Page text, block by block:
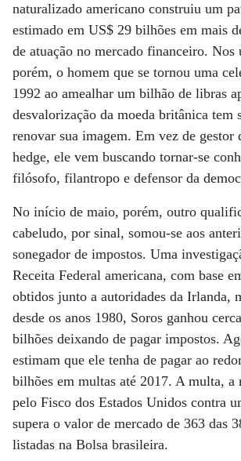
naturalizado americano construiu um
estimado em US$ 29 bilhões em mais
de atuação no mercado financeiro. Nos
porém, o homem que se tornou uma
1992 ao amealhar um bilhão de libras
desvalorização da moeda britânica tem
renovar sua imagem. Em vez de gestor
hedge, ele vem buscando tornar-se
filósofo, filantropo e defensor da
No início de maio, porém, outro
cabeludo, por sinal, somou-se aos
sonegador de impostos. Uma
Receita Federal americana, com base
obtidos junto a autoridades da Irlanda,
desde os anos 1980, Soros ganhou
bilhões deixando de pagar impostos.
estimam que ele tenha de pagar ao
bilhões em multas até 2017. A multa,
pelo Fisco dos Estados Unidos contra
supera o valor de mercado de 363 das
listadas na Bolsa brasileira.